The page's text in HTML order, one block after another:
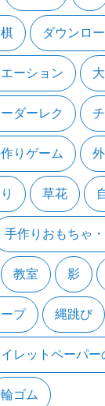
ダウンロ
ーション
ーダーレク
りゲーム
草花
手作りおもちゃ
教室 影
プ 縄跳び
イレットペーパー
輪ゴム